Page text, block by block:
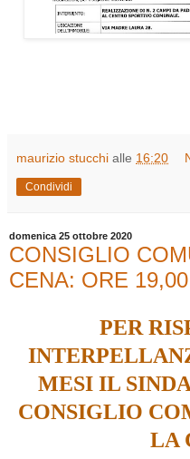
maurizio stucchi alle 16:20
Condividi
domenica 25 ottobre 2020
CONSIGLIO
CENA: ORE
PER
MESI IL
CONSIGLIO
LA